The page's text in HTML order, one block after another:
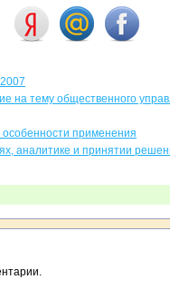
на тему общественного
особенности применения
аналитике и принятии